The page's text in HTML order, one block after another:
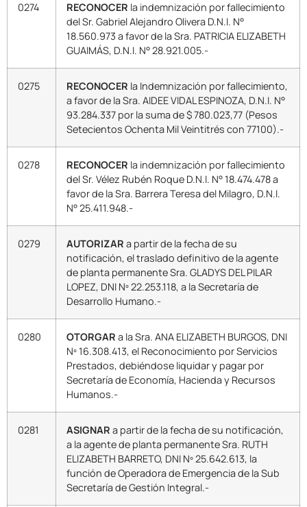
0274 RECONOCER la indemnización por fallecimiento
del Sr. Gabriel Alejandro Olivera D.N.I. N°
18.560.973 a favor de la Sra. PATRICIA ELIZABETH
GUAIMÁS, D.N.I. N° 28.921.005.-
0275 RECONOCER la Indemnización por fallecimiento,
a favor de la Sra. AIDEE VIDAL ESPINOZA, D.N.I. N°
93.284.337 por la suma de $ 780.023,77 (Pesos
Setecientos Ochenta Mil Veintitrés con 77100).-
0278 RECONOCER la indemnización por fallecimiento
del Sr. Vélez Rubén Roque D.N.I. N° 18.474.478 a
favor de la Sra. Barrera Teresa del Milagro, D.N.I.
N° 25.411.948.-
0279 AUTORIZAR a partir de la fecha de su
notificación, el traslado definitivo de la agente
de planta permanente Sra. GLADYS DEL PILAR
LOPEZ, DNI Nº 22.253.118, a la Secretaría de
Desarrollo Humano.-
0280 OTORGAR a la Sra. ANA ELIZABETH BURGOS, DNI
Nº 16.308.413, el Reconocimiento por Servicios
Prestados, debiéndose liquidar y pagar por
Secretaría de Economía, Hacienda y Recursos
Humanos.-
0281 ASIGNAR a partir de la fecha de su notificación,
a la agente de planta permanente Sra. RUTH
ELIZABETH BARRETO, DNI Nº 25.642.613, la
función de Operadora de Emergencia de la Sub
Secretaría de Gestión Integral.-